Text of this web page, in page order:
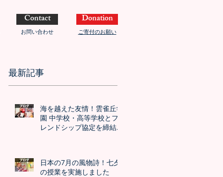
Contact
お問い合わせ
Donation
ご寄付のお願い
最新記事
海を越えた友情！雲雀丘学
園 中学校・高等学校とフ
レンドシップ協定を締結し
日本の7月の風物詩！七夕
の授業を実施しました